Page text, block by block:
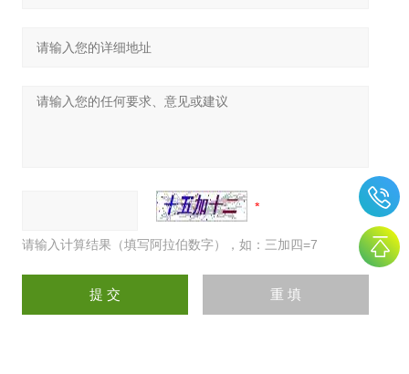
请输入计算结果（填写阿拉伯数字），如：三加四=7